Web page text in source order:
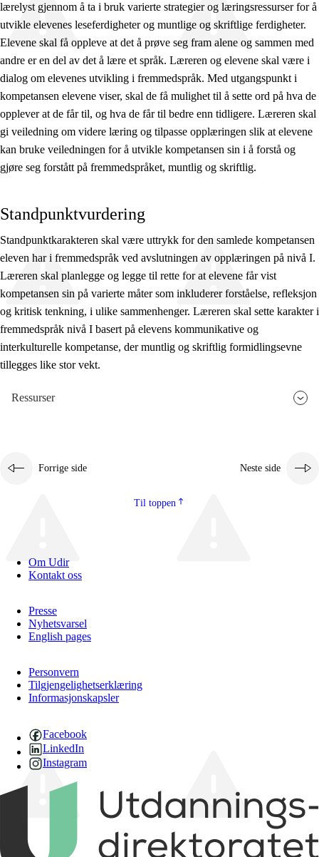
lærelyst gjennom å ta i bruk varierte strategier og læringsressurser for å
utvikle elevenes leseferdigheter og muntlige og skriftlige ferdigheter.
Elevene skal få oppleve at det å prøve seg fram alene og sammen med
andre er en del av det å lære et språk. Læreren og elevene skal være i
dialog om elevenes utvikling i fremmedspråk. Med utgangspunkt i
kompetansen elevene viser, skal de få mulighet til å sette ord på hva de
opplever at de får til, og hva de får til bedre enn tidligere. Læreren skal
gi veiledning om videre læring og tilpasse opplæringen slik at elevene
kan bruke veiledningen for å utvikle kompetansen sin i å forstå og
gjøre seg forstått på fremmedspråket, muntlig og skriftlig.
Standpunktvurdering
Standpunktkarakteren skal være uttrykk for den samlede kompetansen
eleven har i fremmedspråk ved avslutningen av opplæringen på nivå I.
Læreren skal planlegge og legge til rette for at elevene får vist
kompetansen sin på varierte måter som inkluderer forståelse, refleksjon
og kritisk tenkning, i ulike sammenhenger. Læreren skal sette karakter i
fremmedspråk nivå I basert på elevens kommunikative og
interkulturelle kompetanse, der muntlig og skriftlig formidlingsevne
tillegges like stor vekt.
Ressurser
Forrige side Neste side
Til toppen
Om Udir
Kontakt oss
Presse
Nyhetsvarsel
English pages
Personvern
Tilgjengelighetserklæring
Informasjonskapsler
Facebook
LinkedIn
Instagram